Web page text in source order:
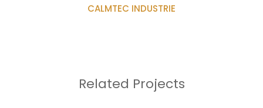
CALMTEC INDUSTRIE
Related Projects